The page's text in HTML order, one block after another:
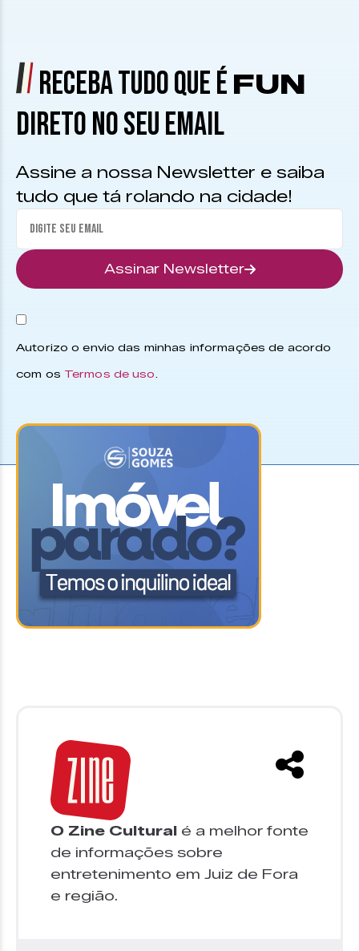
RECEBA TUDO QUE É FUN
DIRETO NO SEU EMAIL
Assine a nossa Newsletter e saiba
tudo que tá rolando na cidade!
Assinar Newsletter
Autorizo o envio das minhas informações de acordo
com os Termos de uso.
O Zine Cultural é a melhor fonte
de informações sobre
entretenimento em Juiz de Fora
e região.